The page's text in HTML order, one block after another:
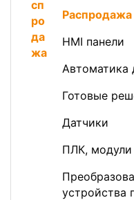
Распродажа
HMI панели
Автоматика
Готовые
Датчики
ПЛК, модули
устройства